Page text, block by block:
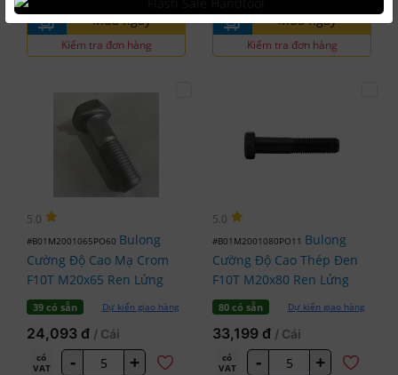
Mua ngay
Kiểm tra đơn hàng
Mua ngay
Kiểm tra đơn hàng
5.0
#B01M2001065PO60 Bulong
Cường Độ Cao Mạ Crom
F10T M20x65 Ren Lửng
39 có sẵn Dự kiến giao hàng
24,093 đ / Cái
có
VAT
- +
5.0
#B01M2001080PO11 Bulong
Cường Độ Cao Thép Đen
F10T M20x80 Ren Lửng
80 có sẵn Dự kiến giao hàng
33,199 đ / Cái
có
VAT
- +